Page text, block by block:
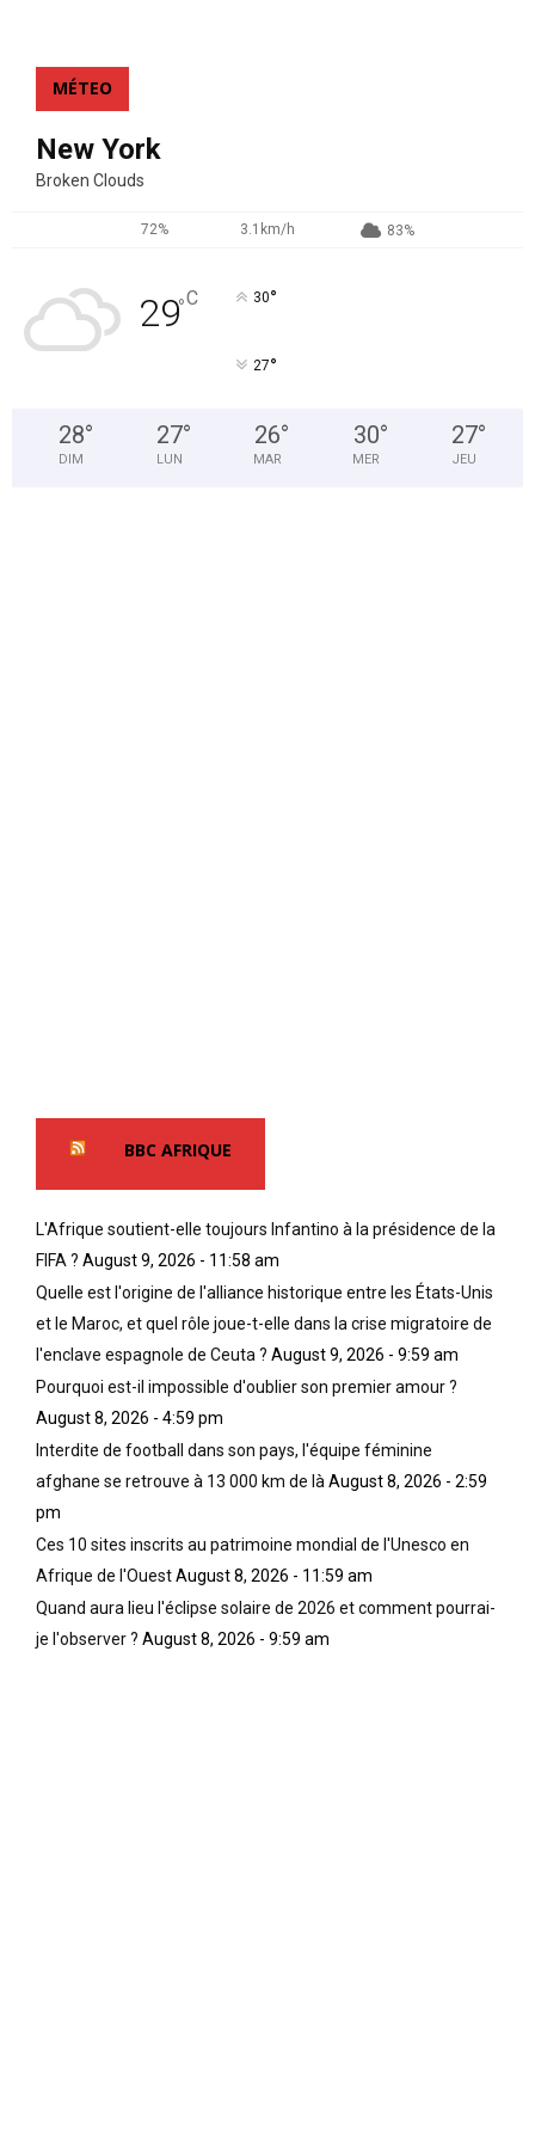
MÉTEO
New York
Broken Clouds
72% 3.1km/h 83%
29°C 30°
27°
28°
DIM
27°
LUN
26°
MAR
30°
MER
27°
JEU
BBC AFRIQUE
L'Afrique soutient-elle toujours Infantino à la présidence de la
FIFA ? August 9, 2026 - 11:58 am
Quelle est l'origine de l'alliance historique entre les États-Unis
et le Maroc, et quel rôle joue-t-elle dans la crise migratoire de
l'enclave espagnole de Ceuta ? August 9, 2026 - 9:59 am
Pourquoi est-il impossible d'oublier son premier amour ?
August 8, 2026 - 4:59 pm
Interdite de football dans son pays, l'équipe féminine
afghane se retrouve à 13 000 km de làAugust 8, 2026 - 2:59
pm
Ces 10 sites inscrits au patrimoine mondial de l'Unesco en
Afrique de l'OuestAugust 8, 2026 - 11:59 am
Quand aura lieu l'éclipse solaire de 2026 et comment pourrai-
je l'observer ? August 8, 2026 - 9:59 am